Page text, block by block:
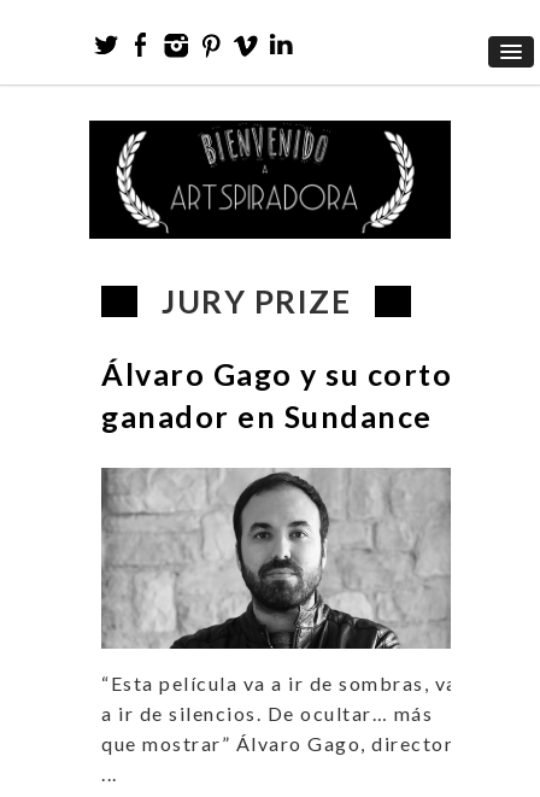
JURY PRIZE
Álvaro Gago y su corto
ganador en Sundance
“Esta película va a ir de sombras, va
a ir de silencios. De ocultar… más
que mostrar” Álvaro Gago, director
...